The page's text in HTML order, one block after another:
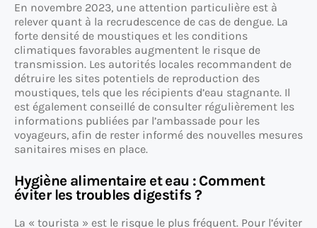
En novembre 2023, une attention particulière est à
relever quant à la recrudescence de cas de dengue. La
forte densité de moustiques et les conditions
climatiques favorables augmentent le risque de
transmission. Les autorités locales recommandent de
détruire les sites potentiels de reproduction des
moustiques, tels que les récipients d’eau stagnante. Il
est également conseillé de consulter régulièrement les
informations publiées par l’ambassade pour les
voyageurs, afin de rester informé des nouvelles mesures
sanitaires mises en place.
Hygiène alimentaire et eau : Comment
éviter les troubles digestifs ?
La « tourista » est le risque le plus fréquent. Pour l’éviter